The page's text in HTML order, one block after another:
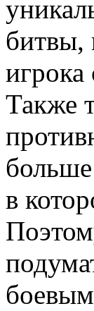
битвы,
игрока
Также
в